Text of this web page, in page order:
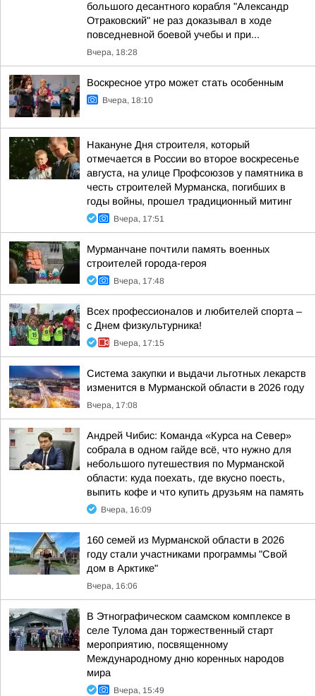
большого десантного корабля "Александр
Отраковский" не раз доказывал в ходе
повседневной боевой учебы и при...
Вчера, 18:28
Воскресное утро может стать особенным
Вчера, 18:10
Накануне Дня строителя, который
отмечается в России во второе воскресенье
августа, на улице Профсоюзов у памятника в
честь строителей Мурманска, погибших в
годы войны, прошел традиционный митинг
Вчера, 17:51
Мурманчане почтили память военных
строителей города-героя
Вчера, 17:48
Всех профессионалов и любителей спорта –
с Днем физкультурника!
Вчера, 17:15
Система закупки и выдачи льготных лекарств
изменится в Мурманской области в 2026 году
Вчера, 17:08
Андрей Чибис: Команда «Курса на Север»
собрала в одном гайде всё, что нужно для
небольшого путешествия по Мурманской
области: куда поехать, где вкусно поесть,
выпить кофе и что купить друзьям на память
Вчера, 16:09
160 семей из Мурманской области в 2026
году стали участниками программы "Свой
дом в Арктике"
Вчера, 16:06
В Этнографическом саамском комплексе в
селе Тулома дан торжественный старт
мероприятию, посвященному
Международному дню коренных народов
мира
Вчера, 15:49